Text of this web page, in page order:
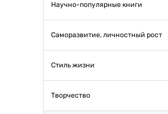
Научно-популярные книги
Саморазвитие, личностный рост
Стиль жизни
Творчество